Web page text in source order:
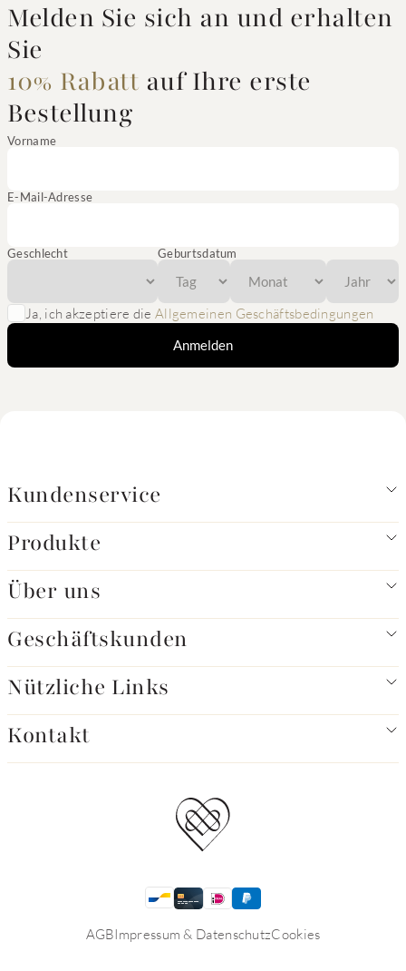
Melden Sie sich an und erhalten
Sie
10% Rabatt auf Ihre erste
Bestellung
Vorname
E-Mail-Adresse
Geschlecht Geburtsdatum
Ja, ich akzeptiere die Allgemeinen Geschäftsbedingungen
Anmelden
Kundenservice
Produkte
Über uns
Geschäftskunden
Nützliche Links
Kontakt
AGBImpressum & DatenschutzCookies